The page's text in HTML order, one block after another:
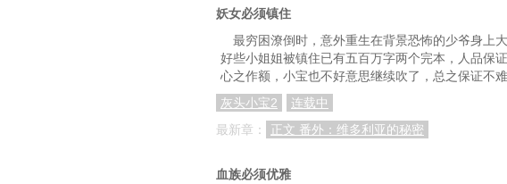
第73章 经济塌了半边天
第76章 真追国外了
第79章 年轻人，自认倒霉吧
第82章 从上到下全跟着倒霉
妖女必须镇住
最穷困潦倒时，意外重生在背景恐怖的少爷身上
好些小姐姐被镇住已有五百万字两个完本，人品保
心之作额，小宝也不好意思继续吹了，总之保证不
灰头小宝2
连载中
最新章：
正文 番外：维多利亚的秘密
血族必须优雅